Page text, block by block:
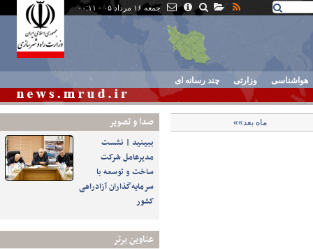
جمعه ۱۶ مرداد ۰۵ - ۰۰:۱۱
هواشناسی وزارتی چند رسانه ای
صدا و تصوير
ببینید | نشست
مدیرعامل شرکت
ساخت و توسعه با
سرمایه‌گذاران آزادراهی
کشور
عناوین برتر
ماه بعد»»